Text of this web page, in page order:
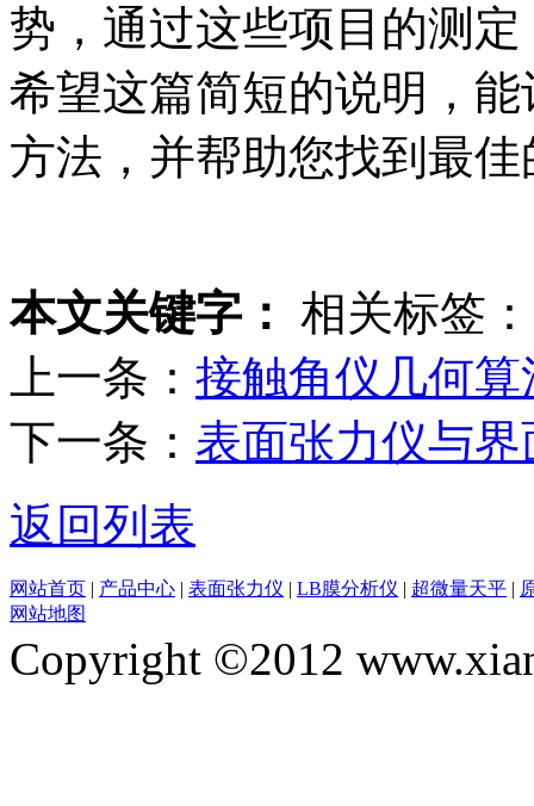
势，通过这些项目的测
希望这篇简短的说明，
方法，并帮助您找到最
本文关键字： 相关标签：
上一条： 接触角仪几何
下一条： 表面张力仪与
返回列表
网站首页 | 产品中心 | 表面张力仪 | LB膜分析仪 | 超微量天平 |
网站地图
Copyright ©2012